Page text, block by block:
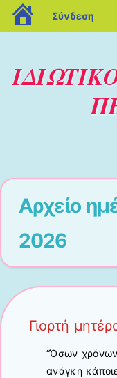
Αρχείο
2026
Γιορτή
“Όσων χρόνων
ανάγκη
blogs.sch.gr
Σύνδεση